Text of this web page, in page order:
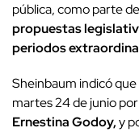
pública, como parte
propuestas
periodos
Sheinbaum indicó
martes 24 de junio
Ernestina Godoy,y